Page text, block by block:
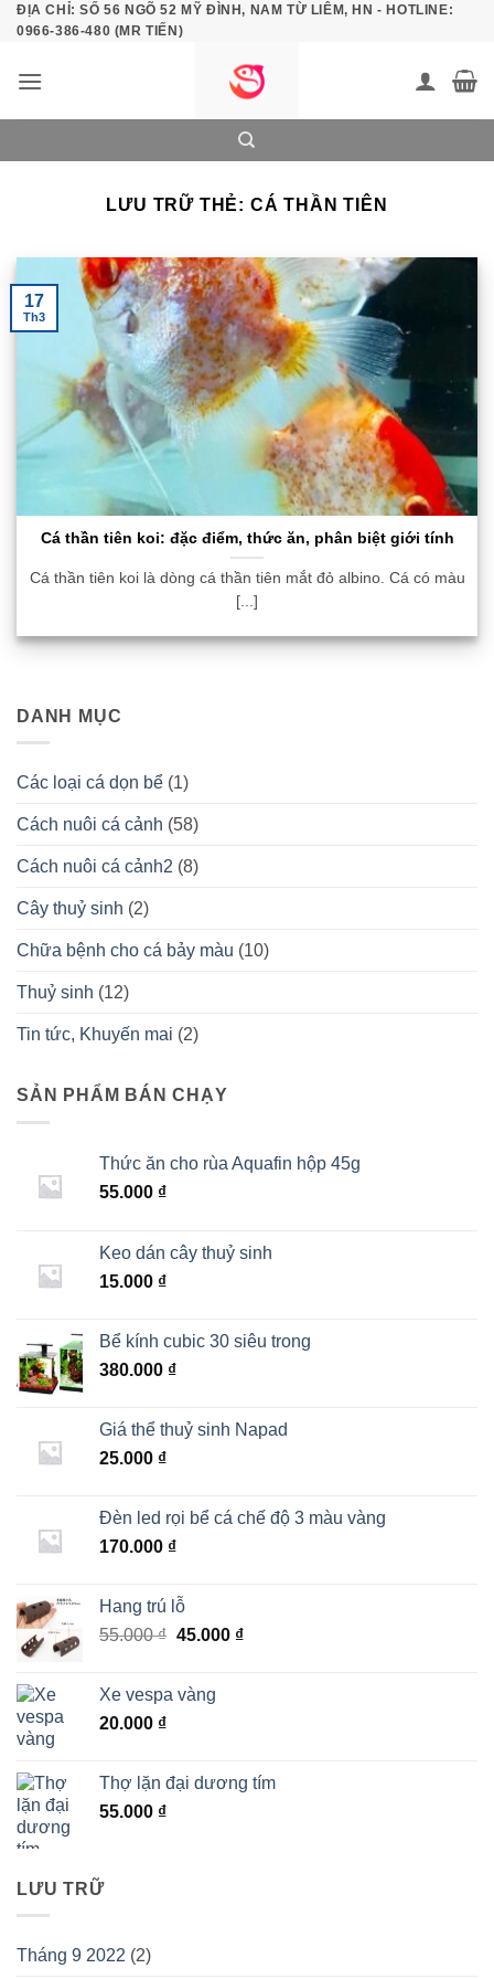
Bỏ
qua
dung
ĐỊA CHỈ: SỐ 56 NGÕ 52 MỸ ĐÌNH, NAM TỪ LIÊM, HN - HOTLINE:
0966-386-480 (MR TIẾN)
LƯU TRỮ THẺ: CÁ THẦN TIÊN
DANH MỤC
Các loại cá dọn bể (1)
Cách nuôi cá cảnh (58)
Cách nuôi cá cảnh2 (8)
Cây thuỷ sinh (2)
Chữa bệnh cho cá bảy màu (10)
Thuỷ sinh (12)
Tin tức, Khuyến mai (2)
SẢN PHẨM BÁN CHẠY
Thức ăn cho rùa Aquafin hộp 45g
55.000 ₫
Keo dán cây thuỷ sinh
15.000 ₫
Bể kính cubic 30 siêu trong
380.000 ₫
Giá thể thuỷ sinh Napad
25.000 ₫
Đèn led rọi bể cá chế độ 3 màu vàng
170.000 ₫
Hang trú lỗ
55.000₫ Giá
55.000 ₫.
45.000 ₫Giá
Xe vespa vàng
20.000 ₫
Thợ lặn đại dương tím
55.000 ₫
LƯU TRỮ
Tháng 9 2022 (2)
Cá thần tiên koi: đặc điểm, thức ăn, phân biệt giới tính
Cá thần tiên koi là dòng cá thần tiên mắt đỏ albino. Cá có màu
[...]
17
Th3